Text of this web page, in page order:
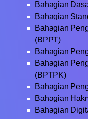
Bahagian
Bahagian
Bahagian
(BPPT)
Bahagian
Bahagian
(BPTPK)
Bahagian
Bahagian
Bahagian